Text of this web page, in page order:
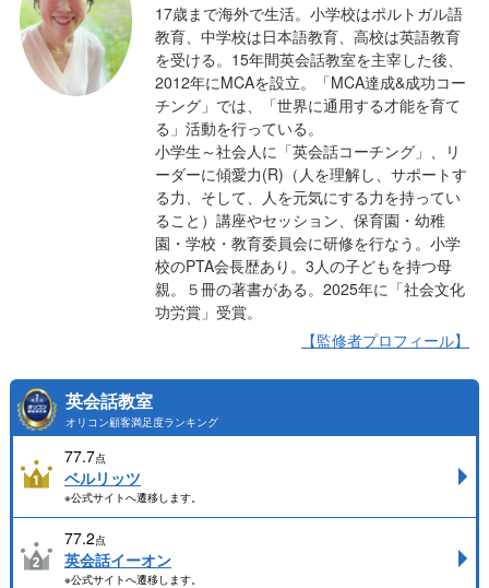
17歳まで海外で生活。小学校はポルトガル語
教育、中学校は日本語教育、高校は英語教育
を受ける。15年間英会話教室を主宰した後、
2012年にMCAを設立。「MCA達成&成功コー
チング」では、「世界に通用する才能を育て
る」活動を行っている。
小学生～社会人に「英会話コーチング」、リ
ーダーに傾愛力(R)（人を理解し、サポートす
る力、そして、人を元気にする力を持ってい
ること）講座やセッション、保育園・幼稚
園・学校・教育委員会に研修を行なう。小学
校のPTA会長歴あり。3人の子どもを持つ母
親。５冊の著書がある。2025年に「社会文化
功労賞」受賞。
【監修者プロフィール】
英会話教室
オリコン顧客満足度ランキング
77.7点
ベルリッツ
※公式サイトへ遷移します。
77.2点
英会話イーオン
※公式サイトへ遷移します。